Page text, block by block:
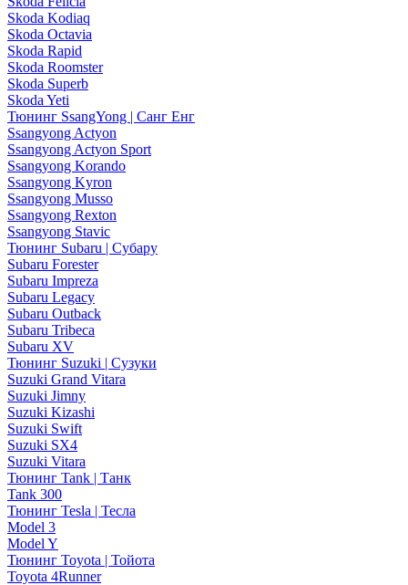
Skoda Kodiaq
Skoda Octavia
Skoda Rapid
Skoda Roomster
Skoda Superb
Skoda Yeti
Тюнинг SsangYong | Санг Енг
Ssangyong Actyon
Ssangyong Actyon Sport
Ssangyong Korando
Ssangyong Kyron
Ssangyong Musso
Ssangyong Rexton
Ssangyong Stavic
Тюнинг Subaru | Субару
Subaru Forester
Subaru Impreza
Subaru Legacy
Subaru Outback
Subaru Tribeca
Subaru XV
Тюнинг Suzuki | Сузуки
Suzuki Grand Vitara
Suzuki Jimny
Suzuki Kizashi
Suzuki Swift
Suzuki SX4
Suzuki Vitara
Тюнинг Tank | Танк
Tank 300
Тюнинг Tesla | Тесла
Model 3
Model Y
Тюнинг Toyota | Тойота
Toyota 4Runner